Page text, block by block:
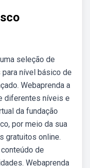
seleção de
nível básico de
Webaprenda a
diferentes níveis e
da fundação
por meio da sua
gratuitos online.
de
Webaprenda